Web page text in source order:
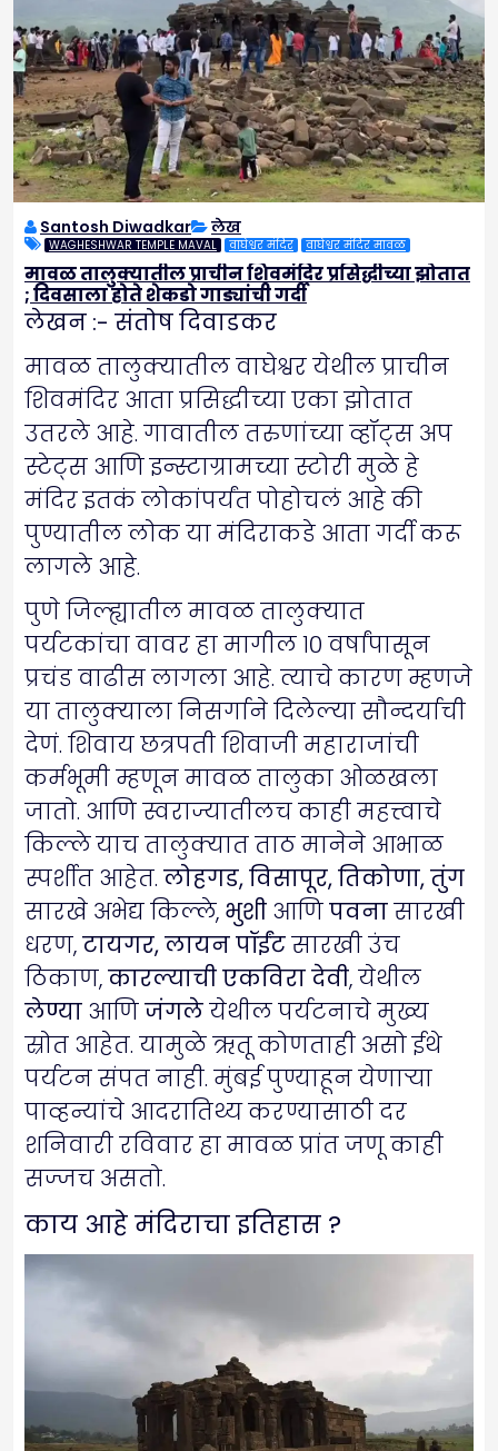
Santosh Diwadkar लेख
WAGHESHWAR TEMPLE MAVAL वाघेश्वर मंदिर वाघेश्वर मंदिर मावळ
मावळ तालुक्यातील प्राचीन शिवमंदिर प्रसिद्धीच्या झोतात
; दिवसाला होते शेकडो गाड्यांची गर्दी
लेखन :- संतोष दिवाडकर
मावळ तालुक्यातील वाघेश्वर येथील प्राचीन
शिवमंदिर आता प्रसिद्धीच्या एका झोतात
उतरले आहे. गावातील तरुणांच्या व्हॉट्स अप
स्टेट्स आणि इन्स्टाग्रामच्या स्टोरी मुळे हे
मंदिर इतकं लोकांपर्यंत पोहोचलं आहे की
पुण्यातील लोक या मंदिराकडे आता गर्दी करू
लागले आहे.
पुणे जिल्ह्यातील मावळ तालुक्यात
पर्यटकांचा वावर हा मागील १० वर्षांपासून
प्रचंड वाढीस लागला आहे. त्याचे कारण म्हणजे
या तालुक्याला निसर्गाने दिलेल्या सौन्दर्याची
देणं. शिवाय छत्रपती शिवाजी महाराजांची
कर्मभूमी म्हणून मावळ तालुका ओळखला
जातो. आणि स्वराज्यातीलच काही महत्त्वाचे
किल्ले याच तालुक्यात ताठ मानेने आभाळ
स्पर्शीत आहेत. लोहगड, विसापूर, तिकोणा, तुंग
सारखे अभेद्य किल्ले, भुशी आणिपवनासारखी
धरण,टायगर, लायन पॉईंटसारखी उंच
ठिकाण,कारल्याची एकविरा देवी, येथील
लेण्या आणिजंगलेयेथील पर्यटनाचे मुख्य
स्रोत आहेत. यामुळे ऋतू कोणताही असो ईथे
पर्यटन संपत नाही. मुंबई पुण्याहून येणाऱ्या
पाव्हन्यांचे आदरातिथ्य करण्यासाठी दर
शनिवारी रविवार हा मावळ प्रांत जणू काही
सज्जच असतो.
काय आहे मंदिराचा इतिहास ?